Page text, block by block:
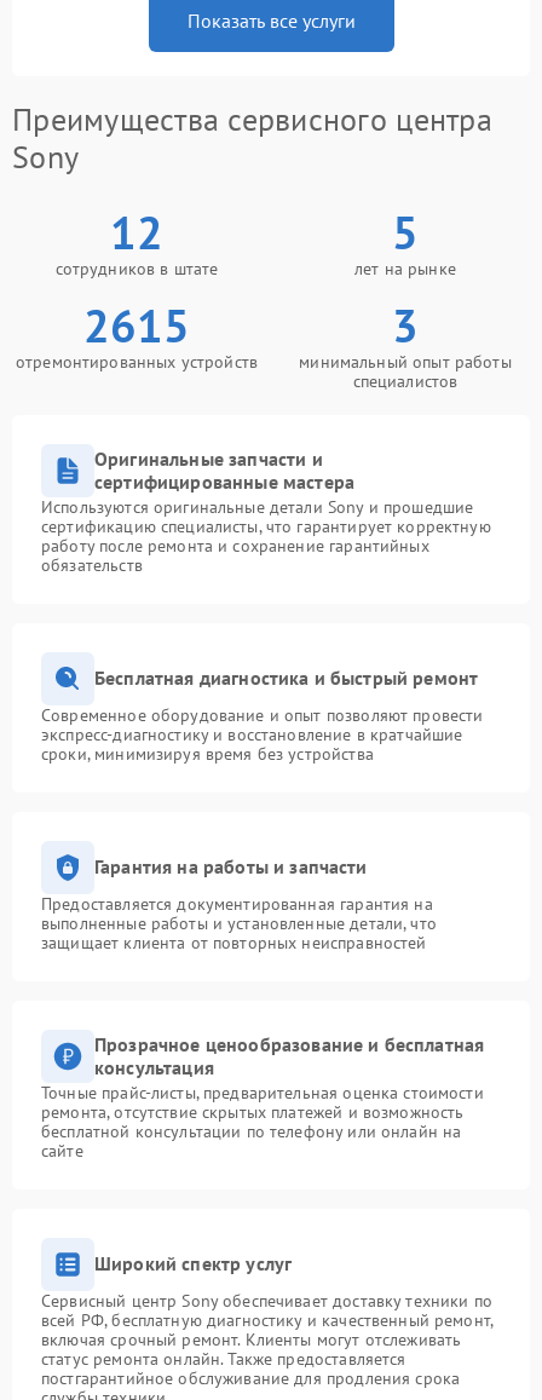
Показать все услуги
Преимущества сервисного центра
Sony
12
сотрудников в штате
5
лет на рынке
2615
отремонтированных устройств
3
минимальный опыт работы
специалистов
Оригинальные запчасти и
сертифицированные мастера
Используются оригинальные детали Sony и прошедшие
сертификацию специалисты, что гарантирует корректную
работу после ремонта и сохранение гарантийных
обязательств
Бесплатная диагностика и быстрый ремонт
Современное оборудование и опыт позволяют провести
экспресс-диагностику и восстановление в кратчайшие
сроки, минимизируя время без устройства
Гарантия на работы и запчасти
Предоставляется документированная гарантия на
выполненные работы и установленные детали, что
защищает клиента от повторных неисправностей
Прозрачное ценообразование и бесплатная
консультация
Точные прайс-листы, предварительная оценка стоимости
ремонта, отсутствие скрытых платежей и возможность
бесплатной консультации по телефону или онлайн на
сайте
Широкий спектр услуг
Сервисный центр Sony обеспечивает доставку техники по
всей РФ, бесплатную диагностику и качественный ремонт,
включая срочный ремонт. Клиенты могут отслеживать
статус ремонта онлайн. Также предоставляется
постгарантийное обслуживание для продления срока